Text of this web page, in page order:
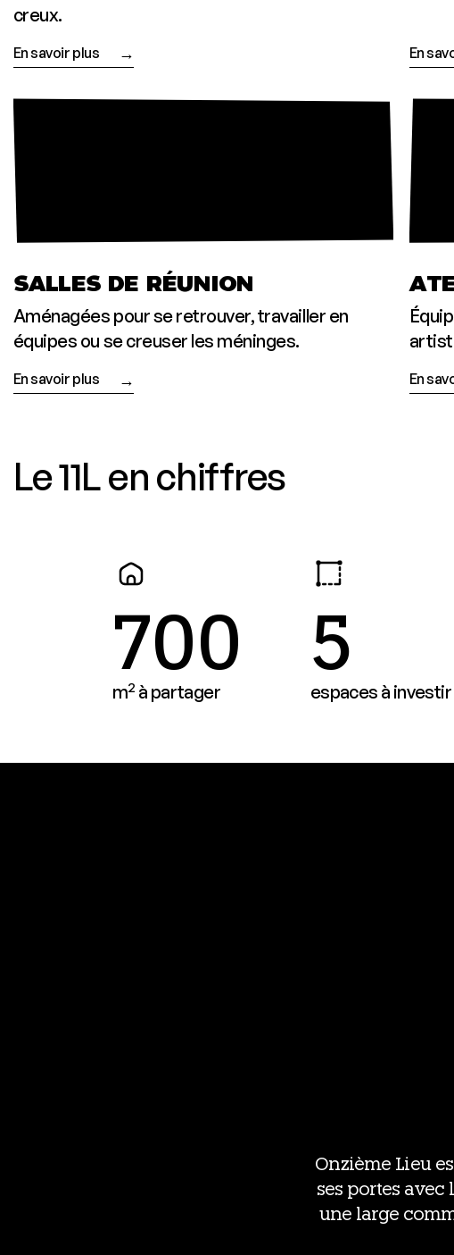
creux.
En savoir plus En
SALLES DE RÉUNION
Amé­na­gées pour se retrou­ver, tra­vailler en
équipes ou se creu­ser les méninges.
En savoir plus En
Le 11L en chiffres
700
m2 à partager
5
espaces à investir
Onzième Lieu
ses portes avec
une large